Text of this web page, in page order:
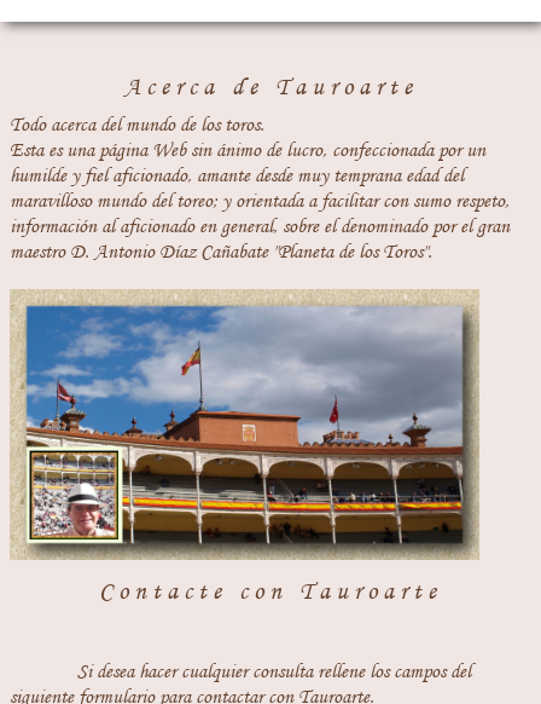
Acerca de Tauroarte
Todo acerca del mundo de los toros.
Esta es una página Web sin ánimo de lucro, confeccionada por un
humilde y fiel aficionado, amante desde muy temprana edad del
maravilloso mundo del toreo; y orientada a facilitar con sumo respeto,
información al aficionado en general, sobre el denominado por el gran
maestro D. Antonio Díaz Cañabate "Planeta de los Toros".
Contacte con Tauroarte
Si desea hacer cualquier consulta rellene los campos del
siguiente formulario para contactar con Tauroarte.